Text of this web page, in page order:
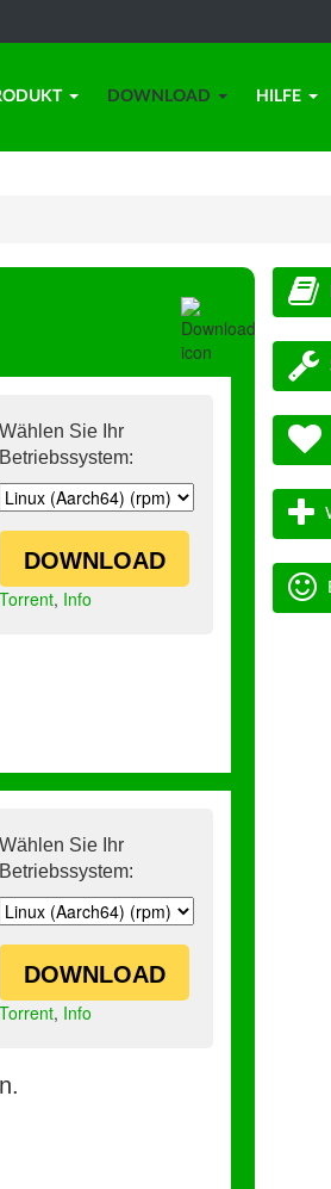
DOWNLOAD HILFE
Wählen Sie Ihr
Betriebssystem:
DOWNLOAD
Torrent, Info
Wählen Sie Ihr
Betriebssystem:
DOWNLOAD
Torrent, Info